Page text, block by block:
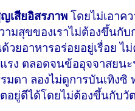
เสียอิสรภาพ โดยไม่เอาค
สุขของเราไม่ต้องขึ้นกับ
วยอาหารอร่อยอยู่เรื่อย ไ
รง ตลอดจนข้ออุจจาสยน
ดา ลองไม่ดูการบันเทิงซิ
อยู่ดีได้โดยไม่ต้องขึ้นกับวั